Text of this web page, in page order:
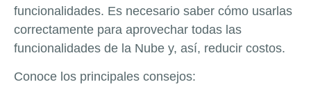
funcionalidades. Es necesario saber cómo usarlas
correctamente para aprovechar todas las
funcionalidades de la Nube y, así, reducir costos.
Conoce los principales consejos: